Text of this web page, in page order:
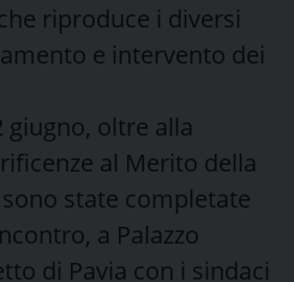
riproduce i diversi
e intervento dei
giugno, oltre alla
al Merito della
state completate
a Palazzo
di Pavia con i sindaci